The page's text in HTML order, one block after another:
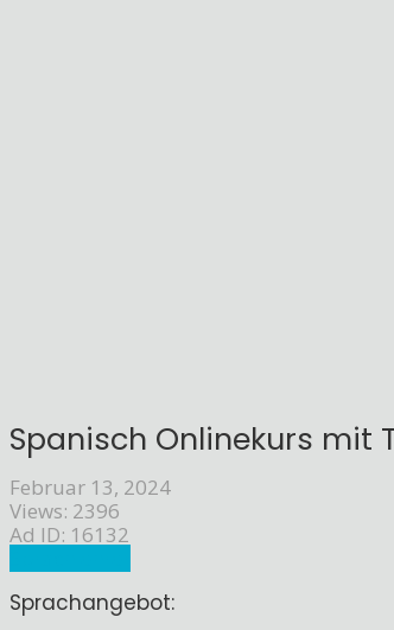
Spanisch Onlinekurs mit
Februar 13, 2024
Views: 2396
Ad ID: 16132
Sprachangebot: